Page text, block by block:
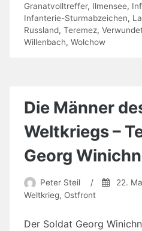
Granatvolltreffer, Ilmensee,
Infanterie-Sturmabzeichen,
Russland, Teremez,
Willenbach, Wolchow
Die Männer
Weltkriegs –
Georg
Peter Steil / 22.
Weltkrieg, Ostfront
Der Soldat Georg